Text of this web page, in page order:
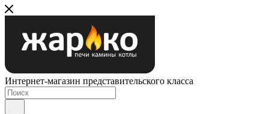
Интернет-магазин представительского класса